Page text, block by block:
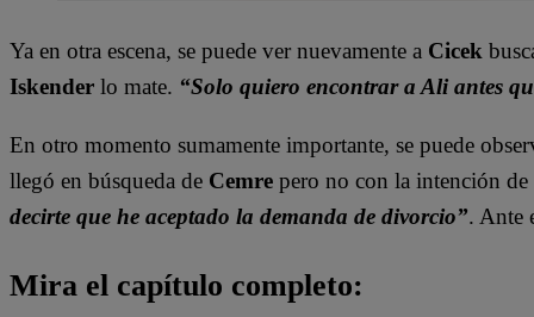
Ya en otra escena, se puede ver nuevamente a Cicek
Iskender lo mate. “Solo quiero encontrar a Ali antes
En otro momento sumamente importante, se puede
llegó en búsqueda de Cemre pero no con la intención
decirte que he aceptado la demanda de divorcio”. Ante
Mira el capítulo completo: